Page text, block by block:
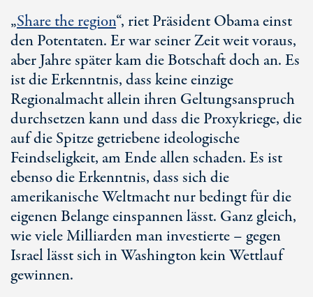
„Share the region“, riet Präsident Obama einst
den Potentaten. Er war seiner Zeit weit voraus,
aber Jahre später kam die Botschaft doch an. Es
ist die Erkenntnis, dass keine einzige
Regionalmacht allein ihren Geltungsanspruch
durchsetzen kann und dass die Proxykriege, die
auf die Spitze getriebene ideologische
Feindseligkeit, am Ende allen schaden. Es ist
ebenso die Erkenntnis, dass sich die
amerikanische Weltmacht nur bedingt für die
eigenen Belange einspannen lässt. Ganz gleich,
wie viele Milliarden man investierte – gegen
Israel lässt sich in Washington kein Wettlauf
gewinnen.